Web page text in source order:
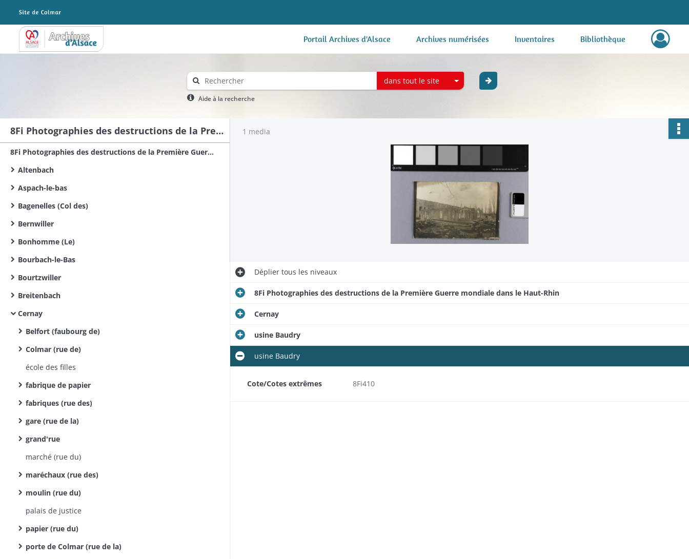
Archives Alsace - Colmar Portail Archives d'Alsace Archives numérisées Inventaires Bibliothèque
dans tout le site
Aide à la recherche
8Fi Photographies des destructions de la Première Guerre mondiale dans le sud du Haut-Rhin
8Fi Photographies des destructions de la Première Guerre mondiale dans le Haut-Rhin
Altenbach
Aspach-le-bas
Bagenelles (Col des)
Bernwiller
Bonhomme (Le)
Bourbach-le-Bas
Bourtzwiller
Breitenbach
Cernay
Belfort (faubourg de)
Colmar (rue de)
école des filles
fabrique de papier
fabriques (rue des)
gare (rue de la)
grand'rue
marché (rue du)
maréchaux (rue des)
moulin (rue du)
palais de justice
papier (rue du)
porte de Colmar (rue de la)
1 media
Dépliertous les niveaux
8Fi Photographies des destructions de la Première Guerre mondiale dans le Haut-Rhin
Cernay
usine Baudry
usine Baudry
Cote/Cotes extrêmes 8Fi410